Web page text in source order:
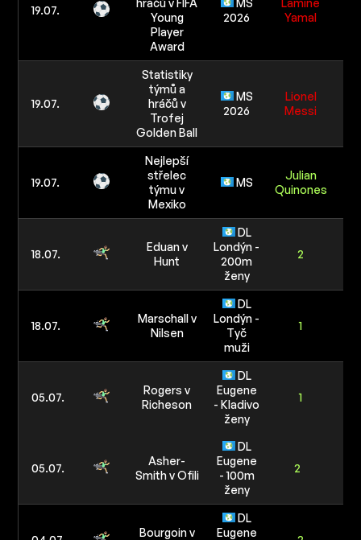
19.07.
hráčů v FIFA
Young
Player
Award
MS
2026
Lamine
Yamal
19.07.
Statistiky
týmů a
hráčů v
Trofej
Golden Ball
MS
2026
Lionel
Messi
19.07.
Nejlepší
střelec
týmu v
Mexiko
MS
Julian
Quinones
18.07.
Eduan v
Hunt
DL
Londýn -
200m
ženy
2
18.07.
Marschall v
Nilsen
DL
Londýn -
Tyč
muži
1
05.07.
Rogers v
Richeson
DL
Eugene
- Kladivo
ženy
1
05.07.
Asher-
Smith v Ofili
DL
Eugene
- 100m
ženy
2
Bourgoin v
DL
Eugene